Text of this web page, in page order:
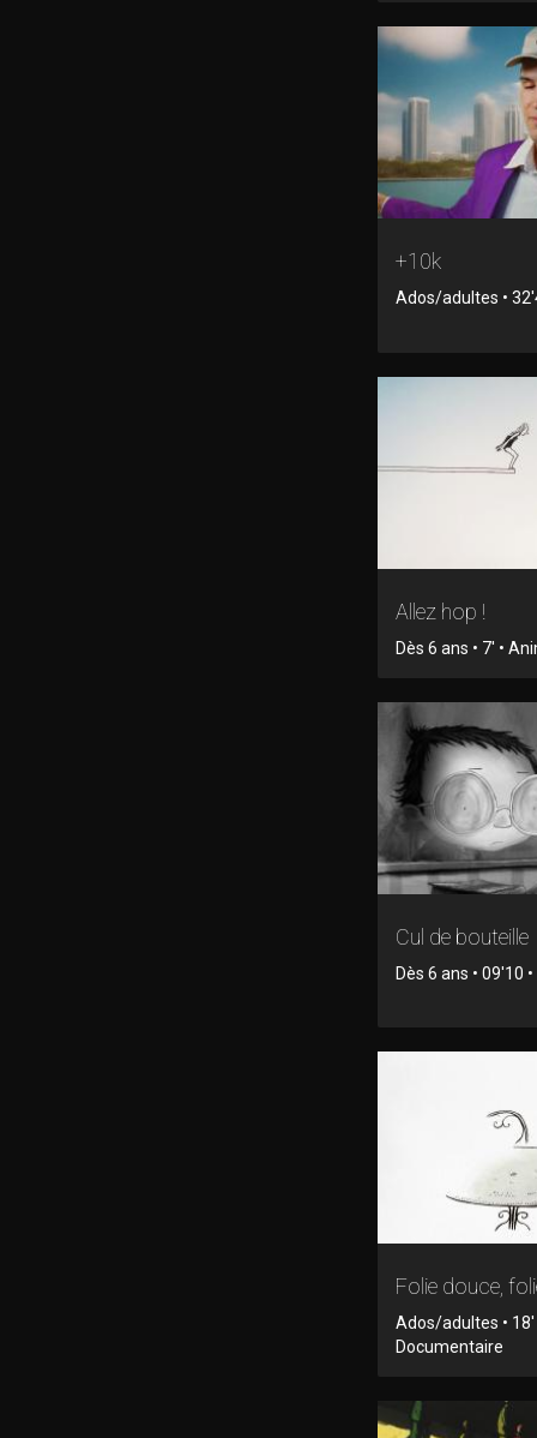
+10k
Ados/adultes •
Allez hop !
Dès 6 ans • 7' •
Cul de bouteille
Dès 6 ans • 09'10
Folie douce,
Ados/adultes • 18'
Documentaire